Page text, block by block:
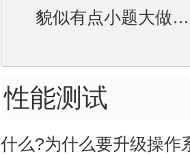
貌似有点小题大做…
性能测试
什么?为什么要升级操